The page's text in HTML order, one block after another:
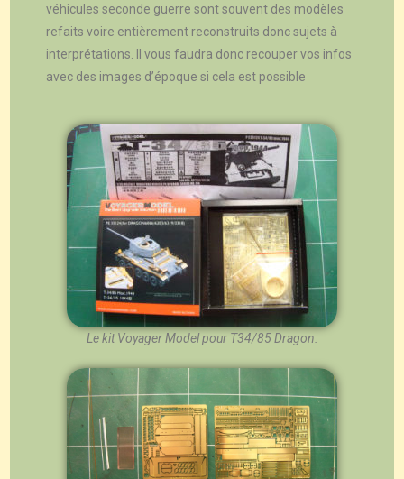
véhicules seconde guerre sont souvent des modèles
refaits voire entièrement reconstruits donc sujets à
interprétations. Il vous faudra donc recouper vos infos
avec des images d’époque si cela est possible
Le kit Voyager Model pour T34/85 Dragon.